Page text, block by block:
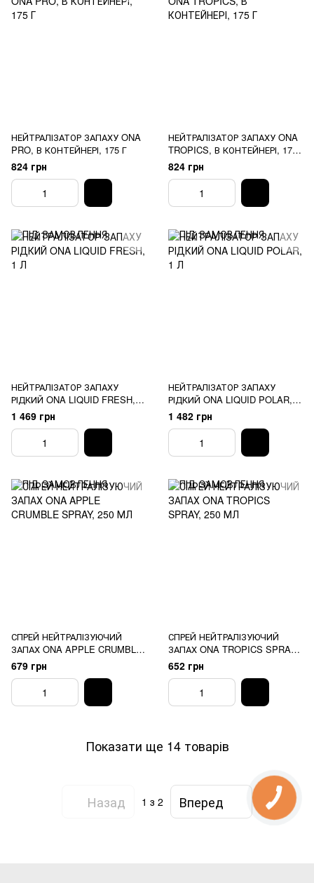
НЕЙТРАЛІЗАТОР ЗАПАХУ ONA
PRO, В КОНТЕЙНЕРІ, 175 Г
824 грн
НЕЙТРАЛІЗАТОР ЗАПАХУ ONA
TROPICS, В КОНТЕЙНЕРІ, 175
Г
824 грн
НЕЙТРАЛІЗАТОР ЗАПАХУ
РІДКИЙ ONA LIQUID FRESH, 1
Л
1 469 грн
НЕЙТРАЛІЗАТОР ЗАПАХУ
РІДКИЙ ONA LIQUID POLAR, 1
Л
1 482 грн
СПРЕЙ НЕЙТРАЛІЗУЮЧИЙ
ЗАПАХ ONA APPLE CRUMBLE
SPRAY, 250 МЛ
679 грн
СПРЕЙ НЕЙТРАЛІЗУЮЧИЙ
ЗАПАХ ONA TROPICS SPRAY,
250 МЛ
652 грн
Показати ще 14 товарів
Назад 1 з 2 Вперед